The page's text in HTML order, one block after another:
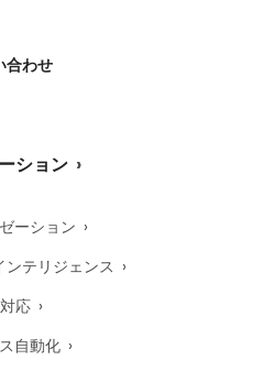
合わせ
ション
ーション
ンテリジェンス
応
自動化